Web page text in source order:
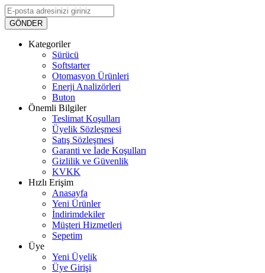
GÖNDER
Kategoriler
Sürücü
Softstarter
Otomasyon Ürünleri
Enerji Analizörleri
Buton
Önemli Bilgiler
Teslimat Koşulları
Üyelik Sözleşmesi
Satış Sözleşmesi
Garanti ve İade Koşulları
Gizlilik ve Güvenlik
KVKK
Hızlı Erişim
Anasayfa
Yeni Ürünler
İndirimdekiler
Müşteri Hizmetleri
Sepetim
Üye
Yeni Üyelik
Üye Girişi